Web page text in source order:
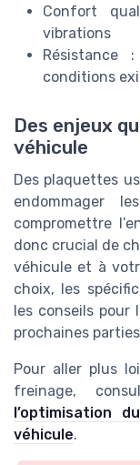
Confort
vibrations
Résistance
conditions
Des enjeux
véhicule
Des plaquettes
endommager
compromettre
donc crucial de
véhicule et à
choix, les
les conseils pour
prochaines
Pour aller plus
freinage,
l’optimisation
véhicule.